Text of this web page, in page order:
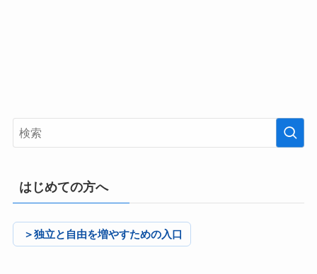
はじめての方へ
＞独立と自由を増やすための入口